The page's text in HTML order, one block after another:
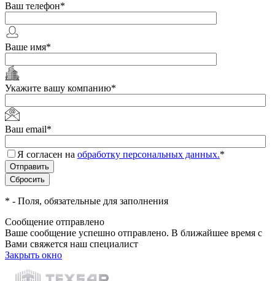
Ваш телефон*
Ваше имя*
Укажите вашу компанию*
Ваш email*
Я согласен на обработку персональных данных.*
* - Поля, обязательные для заполнения
Сообщение отправлено
Ваше сообщение успешно отправлено. В ближайшее время с
Вами свяжется наш специалист
Закрыть окно